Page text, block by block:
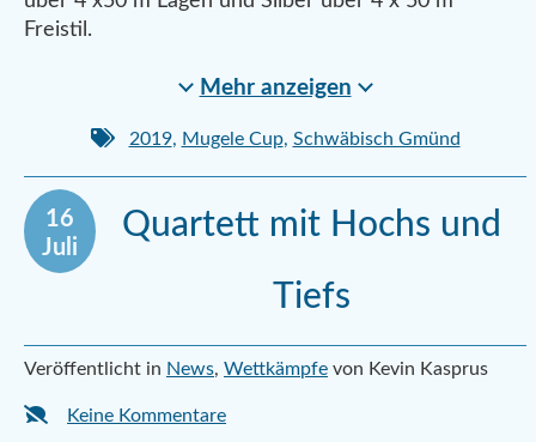
Freistil.
Mehr anzeigen
2019, Mugele Cup, Schwäbisch Gmünd
16
Juli
Quartett mit Hochs und
Tiefs
Veröffentlicht in News, Wettkämpfe von Kevin Kasprus
Keine Kommentare